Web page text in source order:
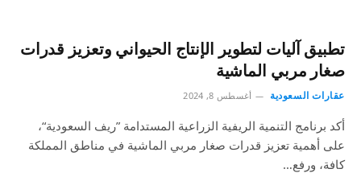
تطبيق آليات لتطوير الإنتاج الحيواني وتعزيز قدرات
صغار مربي الماشية
عقارات السعودية أغسطس 8, 2024
أكد برنامج التنمية الريفية الزراعية المستدامة ”ريف السعودية“،
على أهمية تعزيز قدرات صغار مربي الماشية في مناطق المملكة
كافة، ورفع…